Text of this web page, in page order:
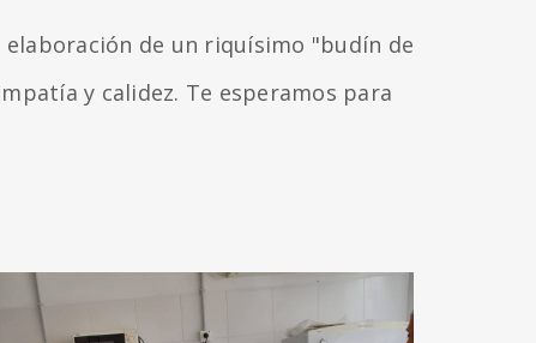
de un riquísimo "budín de
y calidez. Te esperamos para